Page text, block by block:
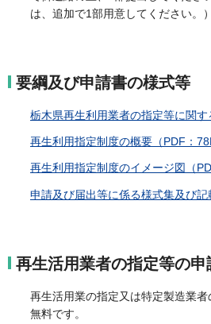
は、追加で1部用意してください。）
要綱及び申請書の様式等
栃木県再生利用業者の指定等に関す
再生利用指定制度の概要（PDF：
再生利用指定制度のイメージ図（
申請及び届出等に係る様式集及び記
再生活用業者の指定等の申
再生活用業の指定又は特定製造業
無料です。